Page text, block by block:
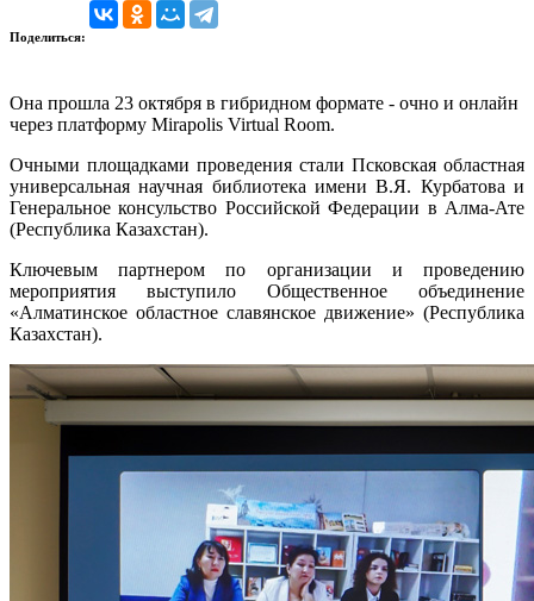
Поделиться:
Она прошла 23 октября в гибридном формате - очно и онлайн
через платформу Mirapolis Virtual Room.
Очными площадками проведения стали Псковская областная
универсальная научная библиотека имени В.Я. Курбатова и
Генеральное консульство Российской Федерации в Алма-Ате
(Республика Казахстан).
Ключевым партнером по организации и проведению
мероприятия выступило Общественное объединение
«Алматинское областное славянское движение» (Республика
Казахстан).